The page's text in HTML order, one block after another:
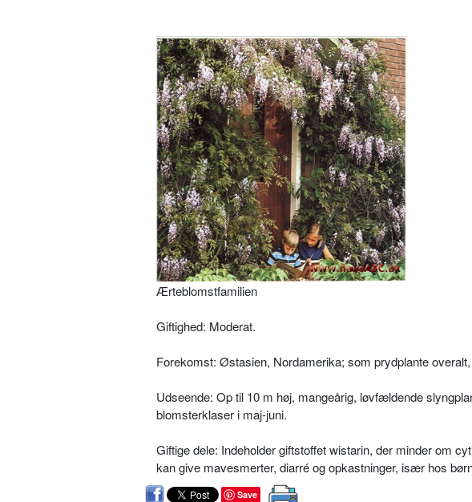
Ærteblomstfamilien
Giftighed: Moderat.
Forekomst: Østasien, Nordamerika; som prydplante
Udseende: Op til 10 m høj, mangeårig, løvfældende
blomsterklaser i maj-juni.
Giftige dele: Indeholder giftstoffet wistarin, der minder om
kan give mavesmerter, diarré og opkastninger, især hos
Save